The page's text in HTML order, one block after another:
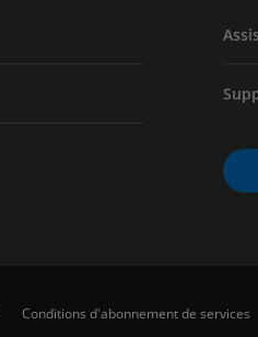
Conditions d'abonnement de services